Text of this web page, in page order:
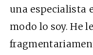
una especialista
modo lo soy. He